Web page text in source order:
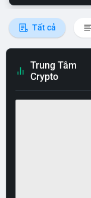
Tất cả
Trung Tâm
Crypto